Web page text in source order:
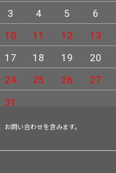
3 4 5 6
10 11 12 13
17 18 19 20
24 25 26 27
31
お問い合わせを含みます。